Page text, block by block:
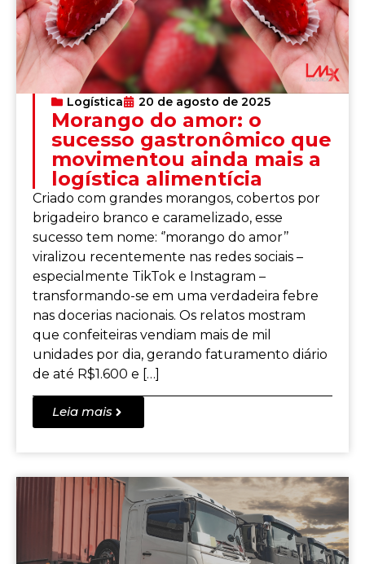
Logística 20 de agosto de 2025
Morango do amor: o
sucesso gastronômico que
movimentou ainda mais a
logística alimentícia
Criado com grandes morangos, cobertos por
brigadeiro branco e caramelizado, esse
sucesso tem nome: ‘’morango do amor’’
viralizou recentemente nas redes sociais –
especialmente TikTok e Instagram –
transformando-se em uma verdadeira febre
nas docerias nacionais. Os relatos mostram
que confeiteiras vendiam mais de mil
unidades por dia, gerando faturamento diário
de até R$1.600 e […]
Leia mais